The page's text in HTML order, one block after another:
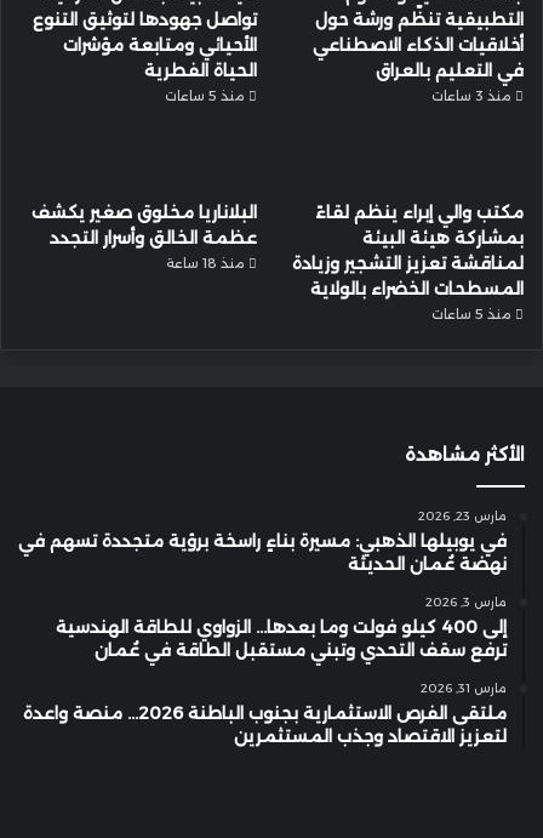
التطبيقية تنظّم ورشة حول
أخلاقيات الذكاء الاصطناعي
في التعليم بالعراق
منذ 3 ساعات
تواصل جهودها لتوثيق التنوع
الأحيائي ومتابعة مؤشرات
الحياة الفطرية
منذ 5 ساعات
مكتب والي إبراء ينظم لقاءً
بمشاركة هيئة البيئة
لمناقشة تعزيز التشجير وزيادة
المسطحات الخضراء بالولاية
منذ 5 ساعات
البلاناريا مخلوق صغير يكشف
عظمة الخالق وأسرار التجدد
منذ 18 ساعة
الأكثر مشاهدة
مارس 23, 2026
في يوبيلها الذهبي: مسيرة بناءٍ راسخة برؤية متجددة تسهم في
نهضة عُمان الحديثة
مارس 3, 2026
إلى 400 كيلو فولت وما بعدها… الزواوي للطاقة الهندسية
ترفع سقف التحدي وتبني مستقبل الطاقة في عُمان
مارس 31, 2026
ملتقى الفرص الاستثمارية بجنوب الباطنة 2026… منصة واعدة
لتعزيز الاقتصاد وجذب المستثمرين